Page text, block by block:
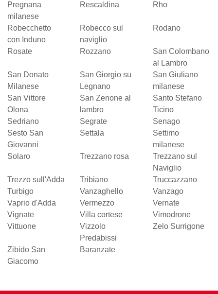
Pregnana
milanese
Rescaldina Rho
Robecchetto
con Induno
Robecco sul
naviglio
Rodano
Rosate Rozzano
San Colombano
al Lambro
San Donato
Milanese
San Giorgio su
Legnano
San Giuliano
milanese
San Vittore
Olona
San Zenone al
lambro
Santo Stefano
Ticino
Sedriano
Segrate
Senago
Sesto San
Giovanni
Settala
Settimo
milanese
Solaro
Trezzano rosa
Trezzano sul
Naviglio
Trezzo sull'Adda
Tribiano
Truccazzano
Turbigo
Vanzaghello
Vanzago
Vaprio d'Adda
Vermezzo
Vernate
Vignate
Villa cortese
Vimodrone
Vittuone
Vizzolo
Predabissi
Zelo Surrigone
Zibido San
Giacomo
Baranzate